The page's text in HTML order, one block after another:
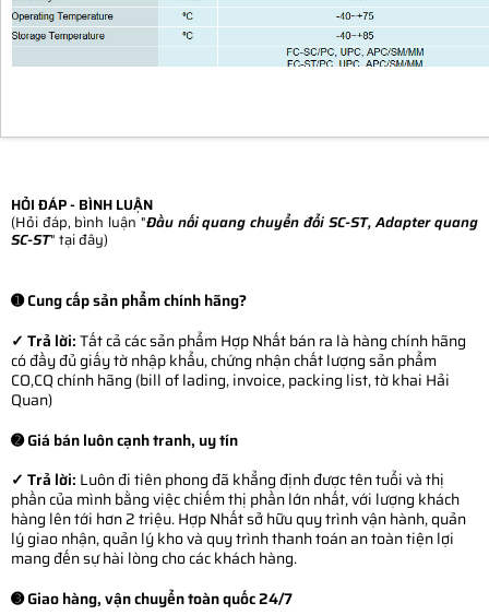
HỎI ĐÁP - BÌNH LUẬN
(Hỏi đáp, bình luận "Đầu nối quang chuyển đổi SC-ST, Adapter quang
SC-ST" tại đây)
➊ Cung cấp sản phẩm chính hãng?
✓ Trả lời:Tất cả các sản phẩm Hợp Nhất bán ra là hàng chính hãng
có đầy đủ giấy tờ nhập khẩu, chứng nhận chất lượng sản phẩm
CO,CQ chính hãng (bill of lading, invoice, packing list, tờ khai Hải
Quan)
➋ Giá bán luôn cạnh tranh, uy tín
✓ Trả lời: Luôn đi tiên phong đã khẳng định được tên tuổi và thị
phần của mình bằng việc chiếm thị phần lớn nhất, với lượng khách
hàng lên tới hơn 2 triệu. Hợp Nhất sở hữu quy trình vận hành, quản
lý giao nhận, quản lý kho và quy trình thanh toán an toàn tiện lợi
mang đến sự hài lòng cho các khách hàng.
➌ Giao hàng, vận chuyển toàn quốc 24/7